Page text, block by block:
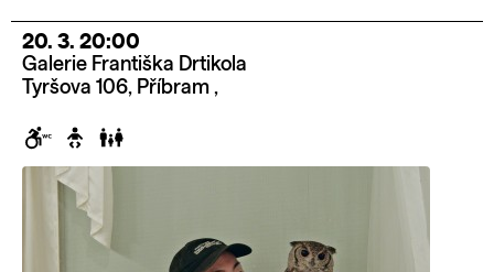
20. 3. 20:00
Galerie Františka Drtikola
Tyršova 106, Příbram ,